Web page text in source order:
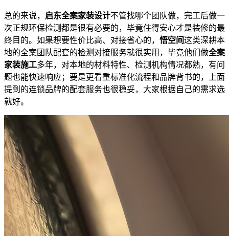
总的来说， 启东全案家装设计不管找哪个团队做，完工后做一
次正规环保检测都是很有必要的，毕竟住得安心才是装修的最
终目的。如果想要性价比高、对接省心的， 悟空间这类深耕本
地的全案团队配套的检测对接服务就很实用，毕竟他们做全案
家装施工多年，对本地的材料特性、检测机构情况都熟，有问
题也能快速响应；要是更看重标准化流程和品牌背书的，上面
提到的连锁品牌的配套服务也很稳妥，大家根据自己的需求选
就好。